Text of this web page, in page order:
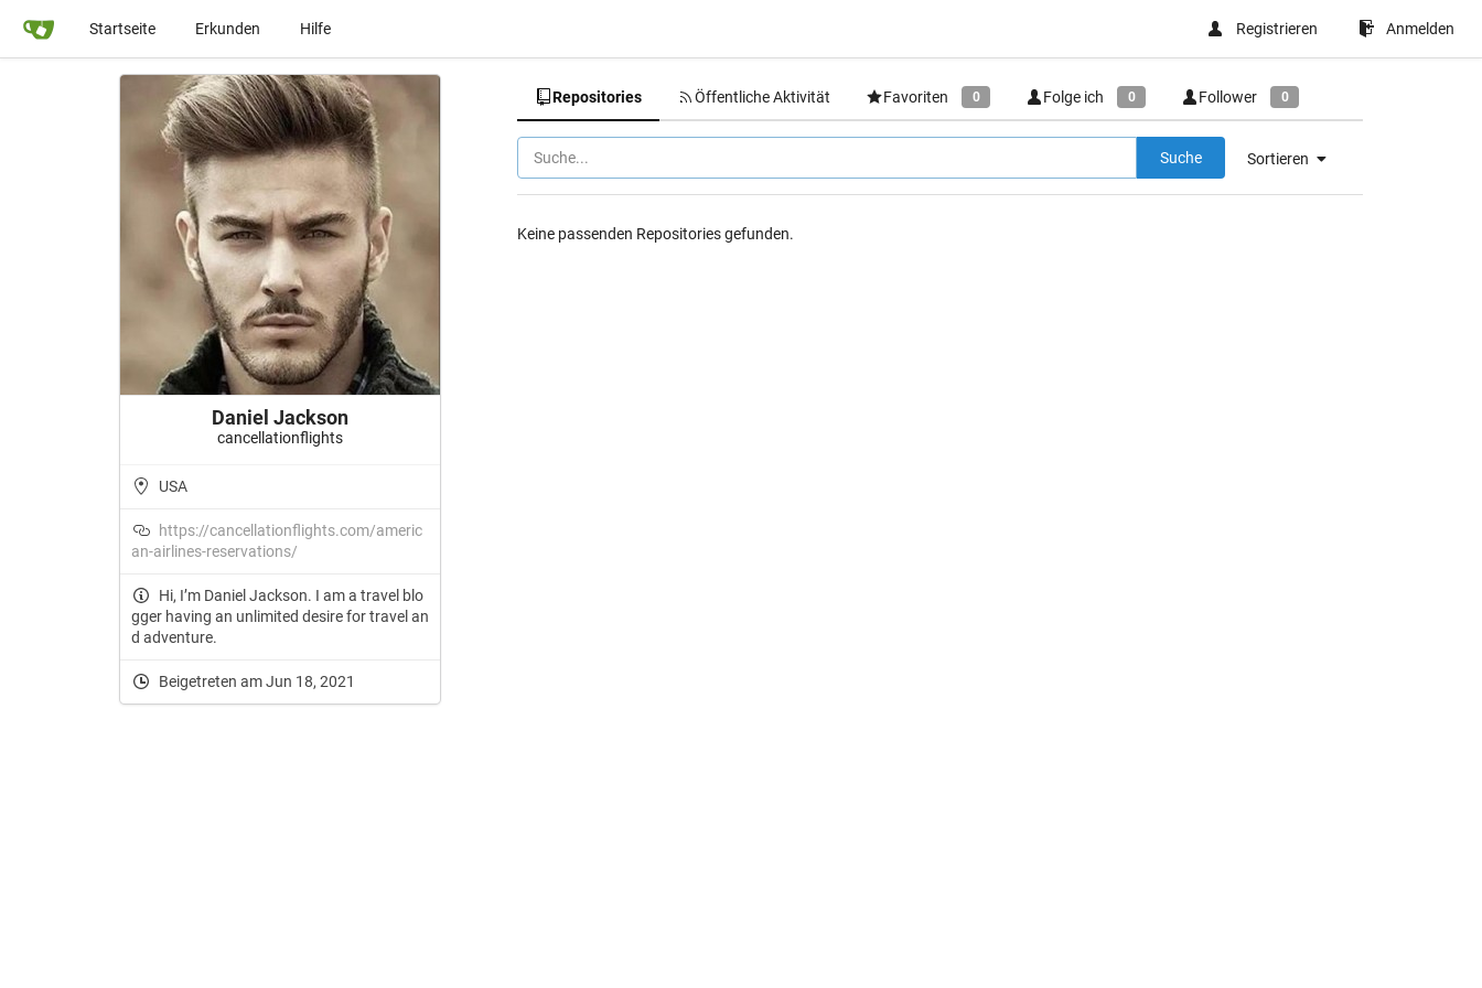
Startseite Erkunden Hilfe Registrieren Anmelden
Daniel Jackson
cancellationflights
USA
https://cancellationflights.com/americ
an-airlines-reservations/
Hi, I’m Daniel Jackson. I am a travel blo
gger having an unlimited desire for travel an
d adventure.
Beigetreten am Jun 18, 2021
Repositories Öffentliche Aktivität Favoriten 0 Folge ich 0 Follower 0
Sortieren
Suche
Keine passenden Repositories gefunden.